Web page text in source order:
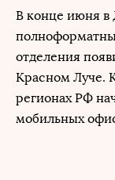
В конце июня
отделения
Красном Луче.
регионах РФ
мобильных